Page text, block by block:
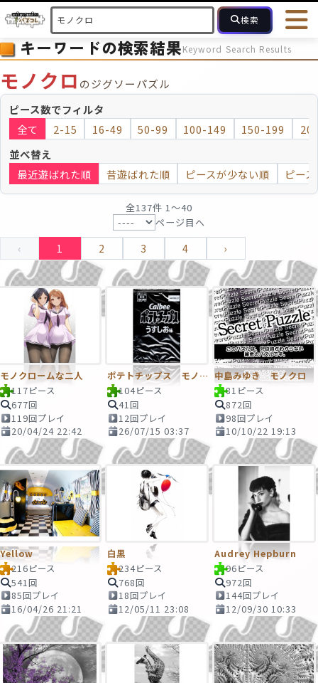
検索
HOME 会員登録
ログイン
ヘルプ
最近投稿され
ピース数 2～15 16～49 50～99 100
モザイク モザイクのみ
キーワードの検索結果Keyword Search Results
モノクロ のジグソーパズル
ピース数でフィルタ
全て
2-15 16-49 50-99 100-149 150-199
並べ替え
最近遊ばれた順
昔遊ばれた順 ピースが少ない順 ピー
全137件 1〜40
ページ目へ
‹ 1 2 3 4 ›
モノクロームな二人
117ピース
677回
119回プレイ
20/04/24 22:42
ポテトチップス モノクロバージョン
104ピース
41回
12回プレイ
26/07/15 03:37
中島みゆき モノクロ
81ピース
872回
98回プレイ
10/10/22 19:13
Yellow
216ピース
541回
85回プレイ
16/04/26 21:21
白黒
234ピース
768回
18回プレイ
12/05/11 23:08
Audrey Hepburn
96ピース
972回
144回プレイ
12/09/30 10:33